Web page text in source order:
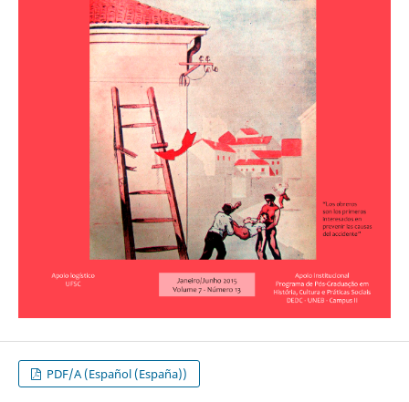
PDF/A (Español (España))